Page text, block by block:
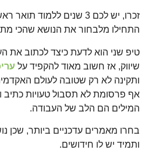
זכרו, יש לכם 3 שנים ללמוד
התחילו מלבחור את הנושא שהכי
טיפ שני הוא לדעת כיצד לכתוב את
שיווק, אז חשוב מאוד להקפיד על
ותקינה לא רק שטובה לעולם
אף פרסומת לא תסבול טעויות כתיב
המילים הם הלב של העבודה.
בחרו מאמרים עדכניים ביותר, שכן
ותמיד יש לו חידושים.